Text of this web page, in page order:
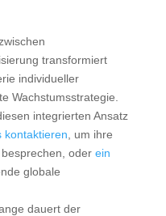
transformiert
individueller
Wachstumsstrategie.
integrierten Ansatz
kontaktieren , um ihre
oder ein
globale
dauert der